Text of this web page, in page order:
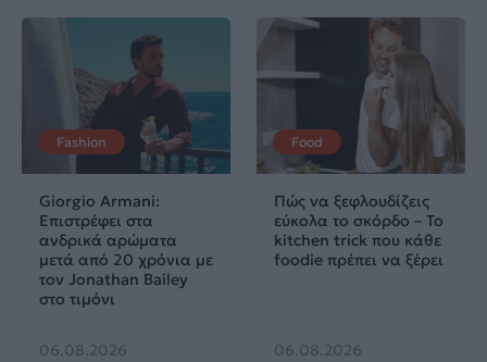
Fashion
Giorgio Armani:
Επιστρέφει στα
ανδρικά αρώματα
μετά από 20 χρόνια με
τον Jonathan Bailey
στο τιμόνι
06.08.2026
Food
Πώς να ξεφλουδίζεις
εύκολα το σκόρδο – Το
kitchen trick που κάθε
foodie πρέπει να ξέρει
06.08.2026